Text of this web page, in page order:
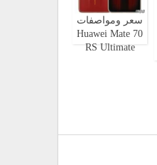
سعر ومواصفات
Huawei Mate 70
RS Ultimate